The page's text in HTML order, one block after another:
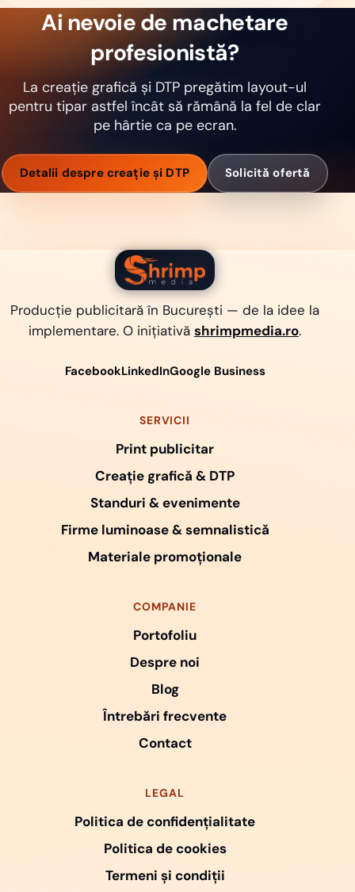
Ai nevoie de machetare
profesionistă?
La creație grafică și DTP pregătim layout-ul
pentru tipar astfel încât să rămână la fel de clar
pe hârtie ca pe ecran.
Detalii despre creație și DTP Solicită ofertă
Shrimp Media
Producție publicitară în București — de la idee la
implementare. O inițiativă shrimpmedia.ro.
FacebookLinkedInGoogle Business
SERVICII
Print publicitar
Creație grafică & DTP
Standuri & evenimente
Firme luminoase & semnalistică
Materiale promoționale
COMPANIE
Portofoliu
Despre noi
Blog
Întrebări frecvente
Contact
LEGAL
Politica de confidențialitate
Politica de cookies
Termeni și condiții